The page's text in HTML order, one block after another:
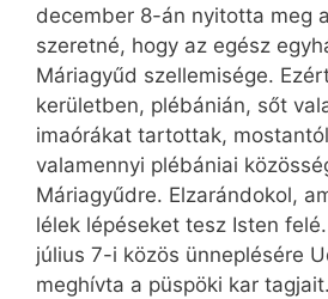
december 8-án nyitotta meg
szeretné, hogy az egész
Máriagyűd szellemisége.
kerületben, plébánián, sőt
imaórákat tartottak,
valamennyi plébániai
Máriagyűdre. Elzarándokol,
lélek lépéseket tesz Isten
július 7-i közös ünneplésére
meghívta a püspöki kar